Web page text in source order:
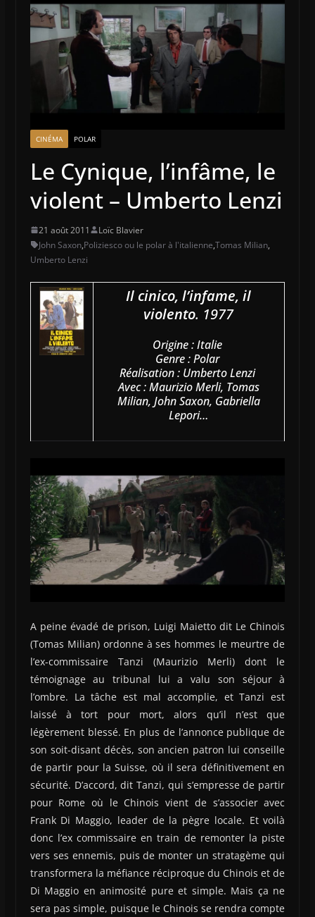
CINÉMA POLAR
Le Cynique, l’infâme, le
violent – Umberto Lenzi
21 août 2011
Loïc Blavier
John Saxon,Poliziesco ou le polar à l'italienne,Tomas Milian,
Umberto Lenzi
Il cinico, l’infame, il
violento. 1977
Origine : Italie
Genre : Polar
Réalisation : Umberto Lenzi
Avec : Maurizio Merli, Tomas
Milian, John Saxon, Gabriella
Lepori…
A peine évadé de prison, Luigi Maietto dit Le Chinois
(Tomas Milian) ordonne à ses hommes le meurtre de
l’ex-commissaire Tanzi (Maurizio Merli) dont le
témoignage au tribunal lui a valu son séjour à
l’ombre. La tâche est mal accomplie, et Tanzi est
laissé à tort pour mort, alors qu’il n’est que
légèrement blessé. En plus de l’annonce publique de
son soit-disant décès, son ancien patron lui conseille
de partir pour la Suisse, où il sera définitivement en
sécurité. D’accord, dit Tanzi, qui s’empresse de partir
pour Rome où le Chinois vient de s’associer avec
Frank Di Maggio, leader de la pègre locale. Et voilà
donc l’ex commissaire en train de remonter la piste
vers ses ennemis, puis de monter un stratagème qui
transformera la méfiance réciproque du Chinois et de
Di Maggio en animosité pure et simple. Mais ça ne
sera pas simple, puisque le Chinois se rendra compte